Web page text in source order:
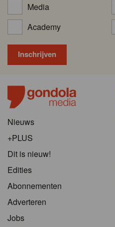
Media
Academy
Nieuws
+PLUS
Dit is nieuw!
Edities
Abonnementen
Adverteren
Jobs